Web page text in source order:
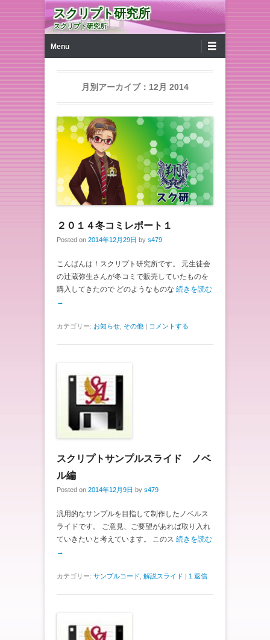
スクリプト研究所
スクリプト研究所
Menu
月別アーカイブ： 12月 2014
２０１４冬コミレポート１
Posted on 2014年12月29日 by s479
こんばんは！スクリプト研究所です。 元生徒会
の辻蔵弥生さんが冬コミで販売していたものを
購入してきたので どのようなものな 続きを読む
→
カテゴリー: お知らせ その他 | コメントする
スクリプトサンプルスライド ノベ
ル編
Posted on 2014年12月9日 by s479
汎用的なサンプルを目指して制作したノベルス
ライドです。 ご意見、ご要望があれば取り入れ
ていきたいと考えています。 このス 続きを読む
→
カテゴリー: サンプルコード 解説スライド | 1 返信